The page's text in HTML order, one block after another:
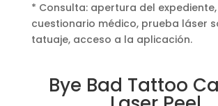
* Consulta: apertura del
cuestionario médico, prueba láser
tatuaje, acceso a la aplicación.
Bye Bad Tattoo